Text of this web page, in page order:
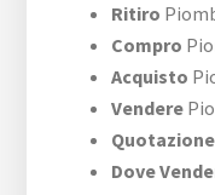
Ritiro
Compro
Acquisto
Vendere
Quotazione
Dove